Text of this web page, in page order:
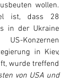
wollen.
ist, dass 28
in der Ukraine
Konzernen
in Kiev,
wurde treffend
von USA und